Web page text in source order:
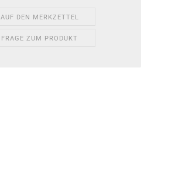
AUF DEN MERKZETTEL
FRAGE ZUM PRODUKT